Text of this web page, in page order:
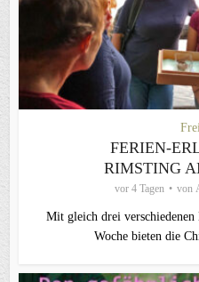
FERIEN-
RIMSTING
vor 4 Tagen von
Mit gleich drei
Woche bieten die